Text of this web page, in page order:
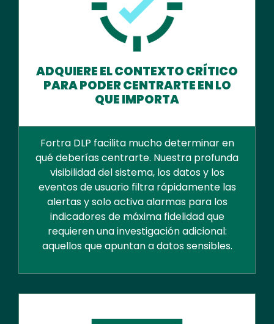
ADQUIERE EL CONTEXTO CRÍTICO
PARA PODER CENTRARTE EN LO
QUE IMPORTA
Fortra DLP facilita mucho determinar en
qué deberías centrarte. Nuestra profunda
visibilidad del sistema, los datos y los
eventos de usuario filtra rápidamente las
alertas y solo activa alarmas para los
indicadores de máxima fidelidad que
requieren una investigación adicional:
aquellos que apuntan a datos sensibles.